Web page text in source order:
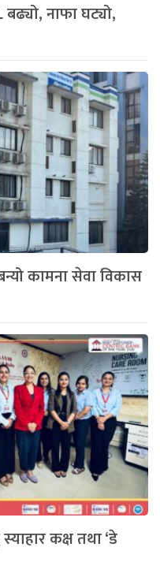
बढ्यो, नाफा घट्यो,
कामना सेवा विकास
कक्ष तथा ‘डे